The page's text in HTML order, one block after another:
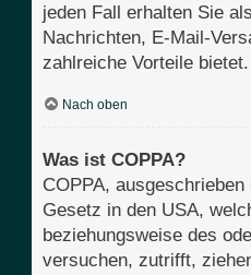
jeden Fall erhalten Sie
Nachrichten, E-Mail-
zahlreiche Vorteile bietet.
Nach oben
Was ist COPPA?
COPPA,
Gesetz in den USA,
beziehungsweise des
versuchen, zutrifft,